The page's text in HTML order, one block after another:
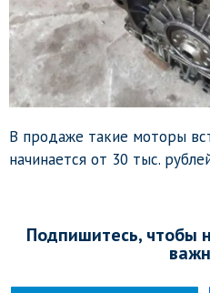
В продаже такие моторы
начинается от 30 тыс.
Подпишитесь, чтобы